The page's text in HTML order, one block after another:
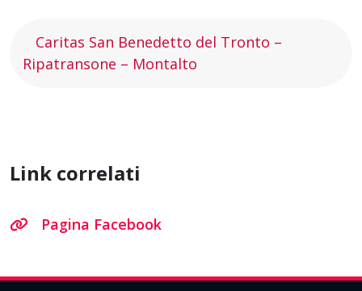
Caritas San Benedetto del Tronto –
Ripatransone – Montalto
Link correlati
Pagina Facebook